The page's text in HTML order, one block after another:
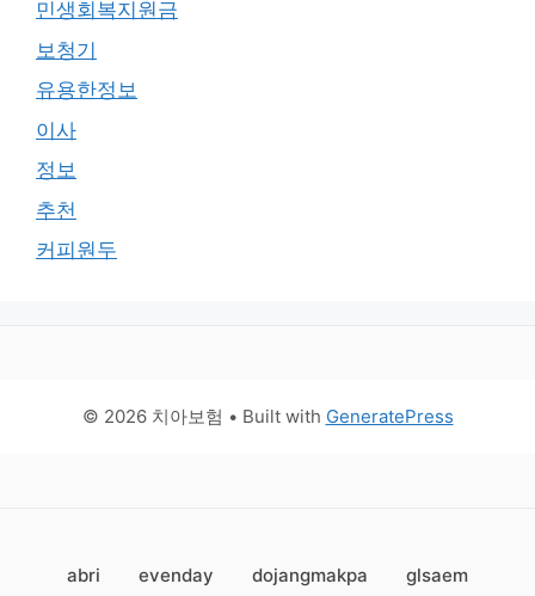
민생회복지원금
보청기
유용한정보
이사
정보
추천
커피원두
© 2026 치아보험 • Built with GeneratePress
abri evenday dojangmakpa glsaem